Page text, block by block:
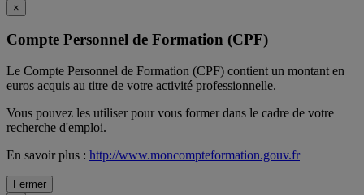
×
Compte Personnel de Formation (CPF)
Le Compte Personnel de Formation (CPF) contient un montant en
euros acquis au titre de votre activité professionnelle.
Vous pouvez les utiliser pour vous former dans le cadre de votre
recherche d'emploi.
En savoir plus : http://www.moncompteformation.gouv.fr
Fermer